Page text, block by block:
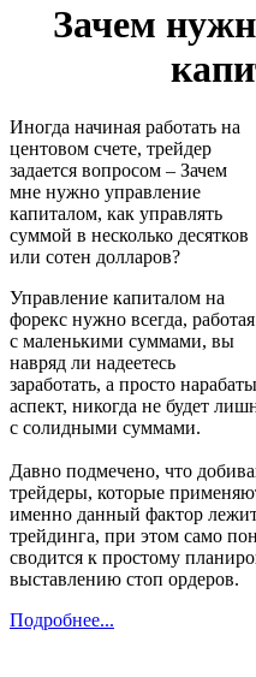
Зачем
Иногда начиная работать на
центовом счете, трейдер
задается вопросом – Зачем
мне нужно управление
капиталом, как управлять
суммой в несколько десятков
или сотен долларов?
Управление капиталом на
форекс нужно всегда, работая
с маленькими суммами, вы
навряд ли надеетесь
заработать, а просто
аспект, никогда не будет
с солидными суммами.
Давно подмечено, что
трейдеры, которые
именно данный фактор
трейдинга, при этом само
сводится к простому
выставлению стоп ордеров.
Подробнее...